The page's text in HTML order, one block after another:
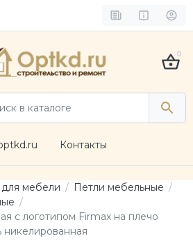
0
Контакты
мебели
Петли мебельные
с логотипом Firmax на плечо
никелированная